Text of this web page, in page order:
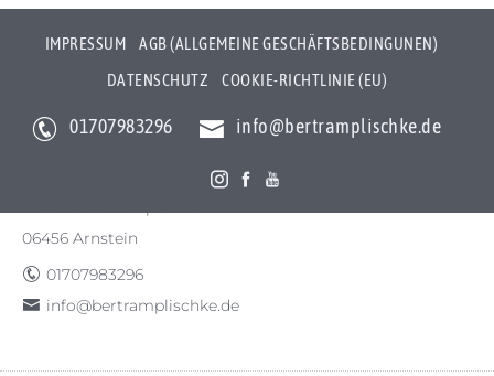
IMPRESSUM
AGB (ALLGEMEINE GESCHÄFTSBEDINGUNEN)
DATENSCHUTZ
COOKIE-RICHTLINIE (EU)
01707983296 info@bertramplischke.de
Bertram Plischke Individualfotografie
06456 Arnstein
01707983296
info@bertramplischke.de